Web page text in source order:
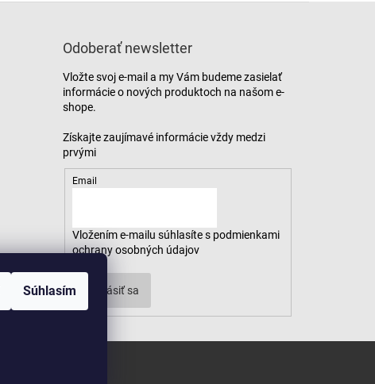
Súhlasím
Odoberať newsletter
Vložte svoj e-mail a my Vám budeme zasielať
informácie o nových produktoch na našom e-
shope.
Email
Vložením e-mailu súhlasíte s podmienkami
ochrany osobných údajov
Prihlásiť sa